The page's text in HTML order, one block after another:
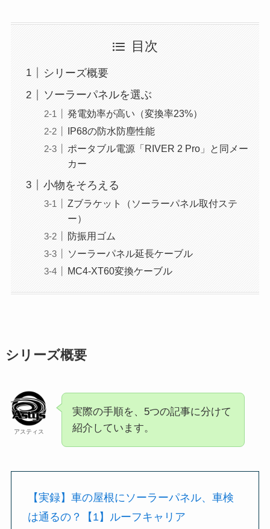
目次
シリーズ概要
ソーラーパネルを選ぶ
発電効率が高い（変換率23%）
IP68の防水防塵性能
ポータブル電源「RIVER 2 Pro」と同メー
カー
小物をそろえる
Zブラケット（ソーラーパネル取付ステ
ー）
防振用ゴム
ソーラーパネル延長ケーブル
MC4-XT60変換ケーブル
シリーズ概要
アスティス
実際の手順を、5つの記事に分けて
紹介しています。
【実録】車の屋根にソーラーパネル、車検
は通るの？【1】ルーフキャリア